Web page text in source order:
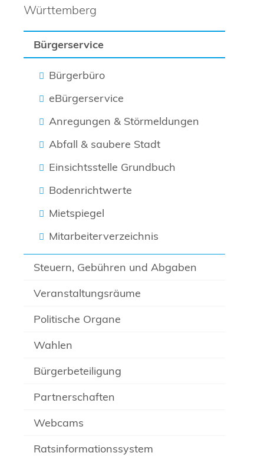
Bürgerservice
Bürgerbüro
eBürgerservice
Anregungen & Störmeldungen
Abfall & saubere Stadt
Einsichtsstelle Grundbuch
Bodenrichtwerte
Mietspiegel
Mitarbeiterverzeichnis
Steuern, Gebühren und Abgaben
Veranstaltungsräume
Politische Organe
Wahlen
Bürgerbeteiligung
Partnerschaften
Webcams
Ratsinformationssystem
Württemberg